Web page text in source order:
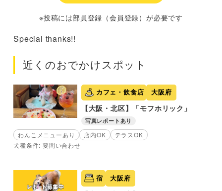
※投稿には部員登録（会員登録）が必要です
Special thanks!!
近くのおでかけスポット
カフェ・飲食店 大阪府
【大阪・北区】「モフホリック」
写真レポートあり
わんこメニューあり 店内OK
テラスOK
犬種条件: 要問い合わせ
宿 大阪府